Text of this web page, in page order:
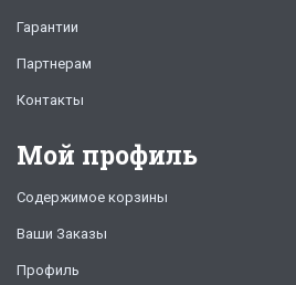
Гарантии
Партнерам
Контакты
Мой профиль
Содержимое корзины
Ваши Заказы
Профиль